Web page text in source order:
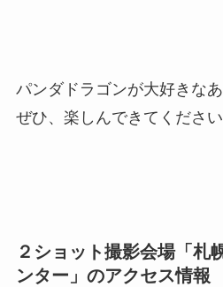
パンダドラゴンが大好きなあ
ぜひ、楽しんできてください
２ショット撮影会場「札
ンター」のアクセス情報